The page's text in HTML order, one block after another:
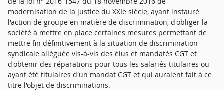
modernisation de la justice du XXIe siècle, ayant instauré
l'action de groupe en matière de discrimination, d'obliger la
société à mettre en place certaines mesures permettant de
mettre fin définitivement à la situation de discrimination
syndicale alléguée vis-à-vis des élus et mandatés CGT et
d'obtenir des réparations pour tous les salariés titulaires ou
ayant été titulaires d'un mandat CGT et qui auraient fait à ce
titre l'objet de discriminations.